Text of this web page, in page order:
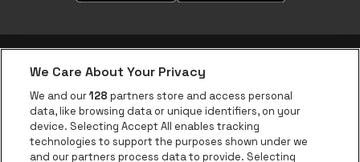
Application be•at
be•at Corporate
be•at Business
We Care About Your Privacy
We and our128 partners store and access personal
data, like browsing data or unique identifiers, on your
device. Selecting Accept All enables tracking
technologies to support the purposes shown under we
and our partners process data to provide. Selecting